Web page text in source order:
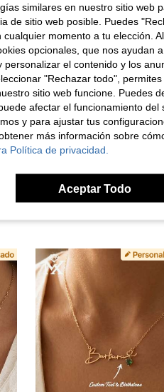
plata
como
metal.
Útil
similares en nuestro sitio web
de sitio web posible. Puedes
momento a tu elección.
opcionales, que nos ayudan
personalizar el contenido y los
"Rechazar todo",
sitio web funcione. Puedes
afectar el funcionamiento
y para ajustar tus
más información sobre
Política de privacidad.
Aceptar Todo